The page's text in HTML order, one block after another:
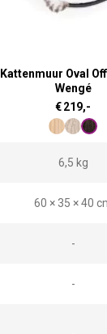
Kattenmuur Oval
Wengé
€219,-
6,5 kg
60 × 35 × 40
-
-